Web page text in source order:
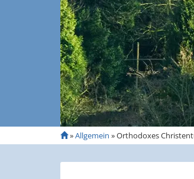
S
t
»Allgemein »Orthodoxes